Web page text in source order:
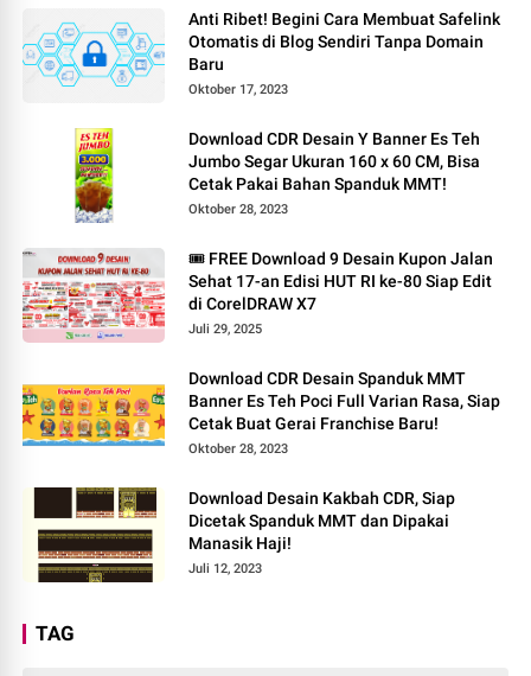
Anti Ribet! Begini Cara Membuat Safelink
Otomatis di Blog Sendiri Tanpa Domain
Baru
Oktober 17, 2023
Download CDR Desain Y Banner Es Teh
Jumbo Segar Ukuran 160 x 60 CM, Bisa
Cetak Pakai Bahan Spanduk MMT!
Oktober 28, 2023
🎟️ FREE Download 9 Desain Kupon Jalan
Sehat 17-an Edisi HUT RI ke-80 Siap Edit
di CorelDRAW X7
Juli 29, 2025
Download CDR Desain Spanduk MMT
Banner Es Teh Poci Full Varian Rasa, Siap
Cetak Buat Gerai Franchise Baru!
Oktober 28, 2023
Download Desain Kakbah CDR, Siap
Dicetak Spanduk MMT dan Dipakai
Manasik Haji!
Juli 12, 2023
TAG